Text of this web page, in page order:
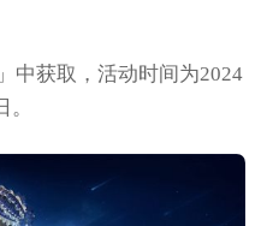
中获取，活动时间为2024